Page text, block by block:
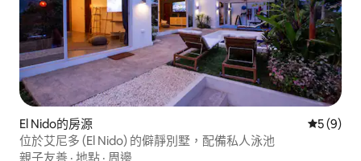
El Nido的房源 從 9 則評
5 (9)
位於艾尼多 (El Nido) 的僻靜別墅，配備私人泳池
親子友善 · 地點 · 周邊